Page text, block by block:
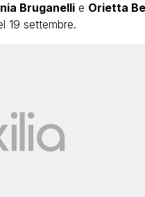
Bruganellie Orietta
19 settembre.Bambola